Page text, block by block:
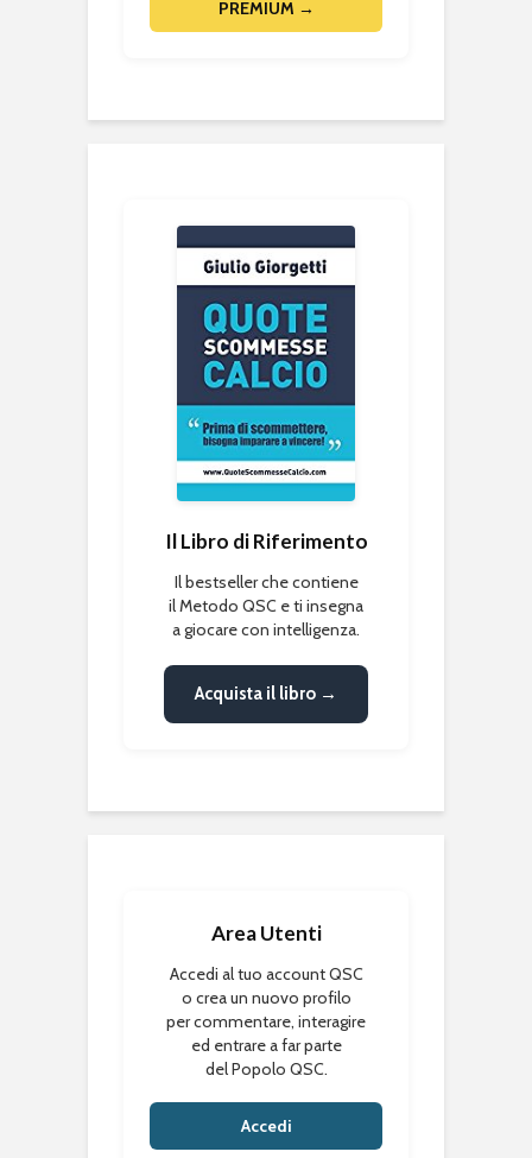
PREMIUM →
Il Libro di Riferimento
Il bestseller che contiene
il Metodo QSC e ti insegna
a giocare con intelligenza.
Acquista il libro →
Area Utenti
Accedi al tuo account QSC
o crea un nuovo profilo
per commentare, interagire
ed entrare a far parte
del Popolo QSC.
Accedi